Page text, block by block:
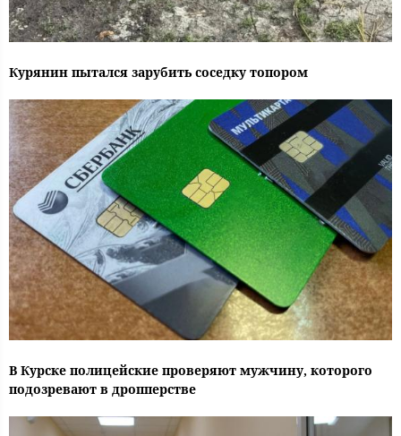
Курянин пытался зарубить соседку топором
В Курске полицейские проверяют мужчину, которого
подозревают в дропперстве